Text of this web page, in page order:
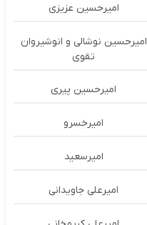
امیرحسین عزیزی
امیرحسین نوشالی و انوشیروان
تقوی
امیرحسین پیری
امیرخسرو
امیرسعید
امیرعلی جاویدانی